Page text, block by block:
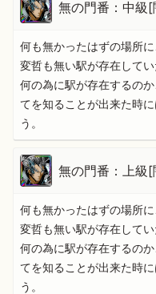
無の門番：中級[
何も無かったはずの場所
変哲も無い駅が存在して
何の為に駅が存在するの
てを知ることが出来た時
う。
無の門番：上級[
何も無かったはずの場所
変哲も無い駅が存在して
何の為に駅が存在するの
てを知ることが出来た時
う。